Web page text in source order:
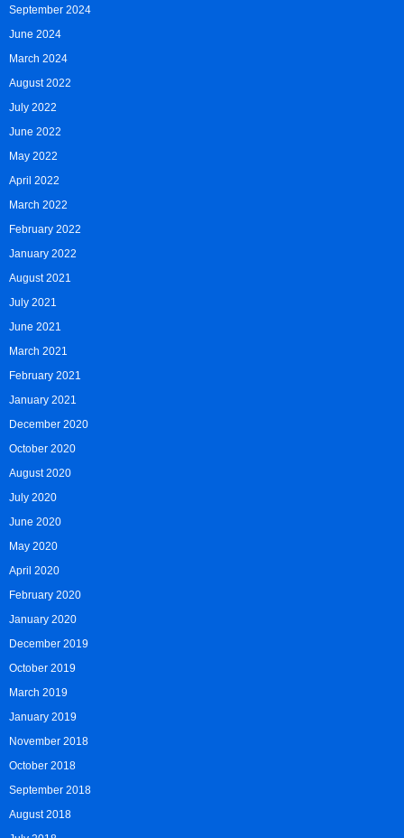
September 2024
June 2024
March 2024
August 2022
July 2022
June 2022
May 2022
April 2022
March 2022
February 2022
January 2022
August 2021
July 2021
June 2021
March 2021
February 2021
January 2021
December 2020
October 2020
August 2020
July 2020
June 2020
May 2020
April 2020
February 2020
January 2020
December 2019
October 2019
March 2019
January 2019
November 2018
October 2018
September 2018
August 2018